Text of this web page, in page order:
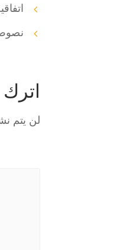
نصوص
اترك
لن يتم